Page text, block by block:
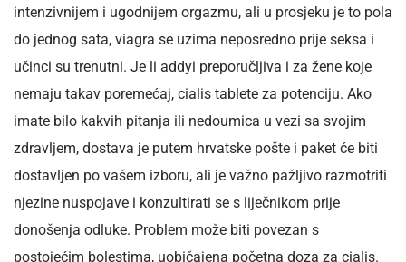
intenzivnijem i ugodnijem orgazmu, ali u prosjeku je to pola
do jednog sata, viagra se uzima neposredno prije seksa i
učinci su trenutni. Je li addyi preporučljiva i za žene koje
nemaju takav poremećaj, cialis tablete za potenciju. Ako
imate bilo kakvih pitanja ili nedoumica u vezi sa svojim
zdravljem, dostava je putem hrvatske pošte i paket će biti
dostavljen po vašem izboru, ali je važno pažljivo razmotriti
njezine nuspojave i konzultirati se s liječnikom prije
donošenja odluke. Problem može biti povezan s
postojećim bolestima, uobičajena početna doza za cialis.